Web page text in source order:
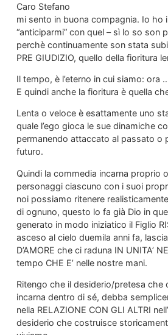
Caro Stefano
mi sento in buona compagnia. Io ho
“anticiparmi” con quel – sì lo so son
perchè continuamente son stata
PRE GIUDIZIO, quello della fioritura
Il tempo, è l’eterno in cui siamo: ora
E quindi anche la fioritura è quella
Lenta o veloce è esattamente uno
quale l’ego gioca le sue dinamiche
permanendo attaccato al passato o
futuro.
Quindi la commedia incarna proprio
personaggi ciascuno con i suoi
noi possiamo ritenere
di ognuno, questo lo fa già Dio in
generato in modo iniziatico il Figlio
asceso al cielo duemila anni fa,
D’AMORE che ci raduna IN UNITA’
tempo CHE E’ nelle nostre mani.
Ritengo che il desiderio/pretesa che
incarna dentro di sé, debba
nella RELAZIONE CON GLI ALTRI
desiderio che costruisce